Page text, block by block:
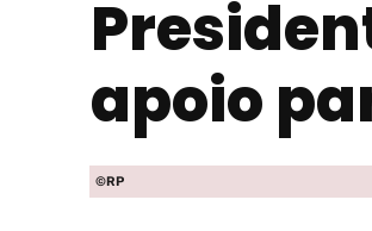
apoio
©RP